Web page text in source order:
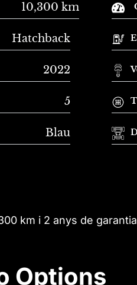
10,300 km
Hatchback
2022
5
Blau
km i 2 anys de
Options